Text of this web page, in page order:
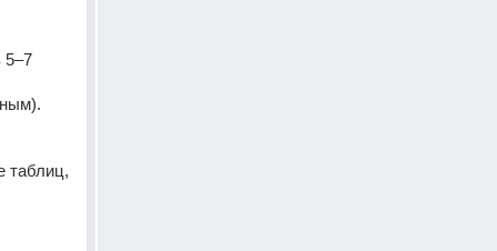
5–7
таблиц,